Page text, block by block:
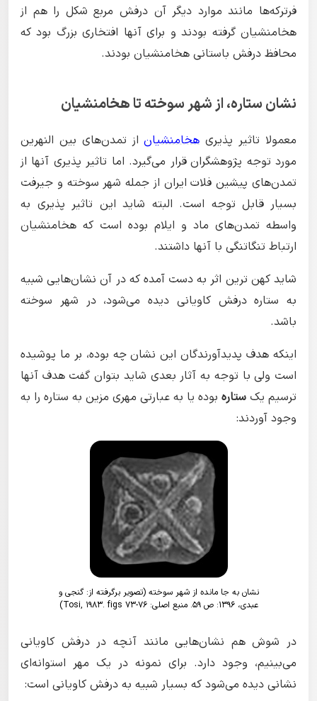
فرترکه‌ها مانند موارد دیگر آن درفش مربع شکل را هم از
هخامنشیان گرفته بودند و برای آنها افتخاری بزرگ بود که
محافظ درفش باستانی هخامنشیان بودند.
نشان ستاره، از شهر سوخته تا هخامنشیان
معمولا تاثیر پذیری هخامنشیاناز تمدن‌های بین النهرین
مورد توجه پژوهشگران قرار می‌گیرد. اما تاثیر پذیری آنها از
تمدن‌های پیشین فلات ایران از جمله شهر سوخته و جیرفت
بسیار قابل توجه است. البته شاید این تاثیر پذیری به
واسطه تمدن‌های ماد و ایلام بوده است که هخامنشیان
ارتباط تنگاتنگی با آنها داشتند.
شاید کهن ترین اثر به دست آمده که در آن نشان‌هایی شبیه
به ستاره درفش کاویانی دیده می‌شود، در شهر سوخته
باشد.
اینکه هدف پدیدآورندگان این نشان چه بوده، بر ما پوشیده
است ولی با توجه به آثار بعدی شاید بتوان گفت هدف آنها
ترسیم یک ستاره بوده یا به عبارتی مهری مزین به ستاره را به
وجود آوردند:
نشان به جا مانده از شهر سوخته (تصویر برگرفته از: گنجی و
عبدی، ۱۳۹۶: ص ۵۹. منبع اصلی: Tosi, 1983. figs 73-76)
در شوش هم نشان‌هایی مانند آنچه در درفش کاویانی
می‌بینیم، وجود دارد. برای نمونه در یک مهر استوانه‌ای
نشانی دیده می‌شود که بسیار شبیه به درفش کاویانی است: